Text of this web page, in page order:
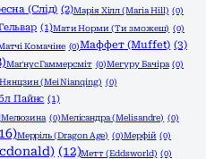
(Слід) (2)Марія Хілл (Maria Hill) (0)
(1)Мати Норми (Ти зможеш) (0)
Комачіне (0)Маффет (Muffet) (3)
Маґнус Гаммерсміт (0)Мегуру Бачіра (0)
(Mei Nianqing) (0)
Пайнс (1)
Мелюзина (0)Мелісандра (Melisandre) (0)
Мерріль (Dragon Age) (0)Мерфій (0)
(12)Метт (Eddsworld) (0)